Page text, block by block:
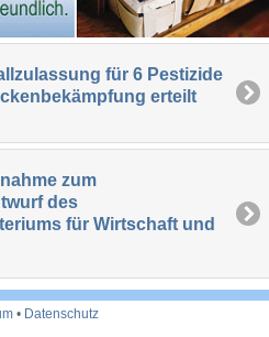
für 6 Pestizide
erteilt
zum
des
für Wirtschaft und
• Datenschutz